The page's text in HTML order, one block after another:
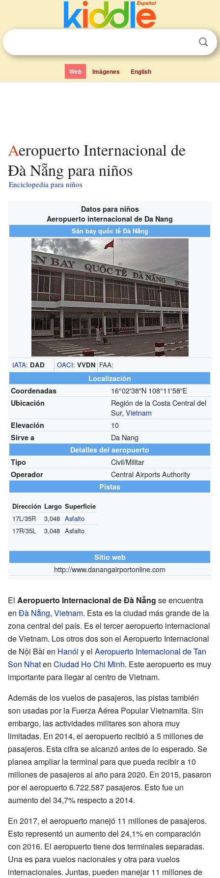
Web Imágenes English
Aeropuerto Internacional de
Đà Nẵng para niños
Enciclopedia para niños
Datos para niños
Aeropuerto internacional de Da Nang
Sân bay quốc tế Đà Nẵng
IATA: DAD OACI:VVDN FAA:
Localización
Coordenadas
16°02′38″N 108°11′58″E
Ubicación
Región de la Costa Central del
Sur,Vietnam
Elevación 10
Sirve a Da Nang
Detalles del aeropuerto
Tipo
Civil/Militar
Operador Central Airports Authority
Pistas
Dirección Largo Superficie
17L/35R
3,048 Asfalto
17R/35L
3,048 Asfalto
Sitio web
http://www.danangairportonline.com
El Aeropuerto Internacional de Đà Nẵng se encuentra
en Đà Nẵng, Vietnam. Esta es la ciudad más grande de la
zona central del país. Es el tercer aeropuerto internacional
de Vietnam. Los otros dos son el Aeropuerto Internacional
de Nội Bài en Hanói y el Aeropuerto Internacional de Tan
Son Nhaten Ciudad Ho Chi Minh. Este aeropuerto es muy
importante para llegar al centro de Vietnam.
Además de los vuelos de pasajeros, las pistas también
son usadas por la Fuerza Aérea Popular Vietnamita. Sin
embargo, las actividades militares son ahora muy
limitadas. En 2014, el aeropuerto recibió a 5 millones de
pasajeros. Esta cifra se alcanzó antes de lo esperado. Se
planea ampliar la terminal para que pueda recibir a 10
millones de pasajeros al año para 2020. En 2015, pasaron
por el aeropuerto 6.722.587 pasajeros. Esto fue un
aumento del 34,7% respecto a 2014.
En 2017, el aeropuerto manejó 11 millones de pasajeros.
Esto representó un aumento del 24,1% en comparación
con 2016. El aeropuerto tiene dos terminales separadas.
Una es para vuelos nacionales y otra para vuelos
internacionales. Juntas, pueden manejar 11 millones de